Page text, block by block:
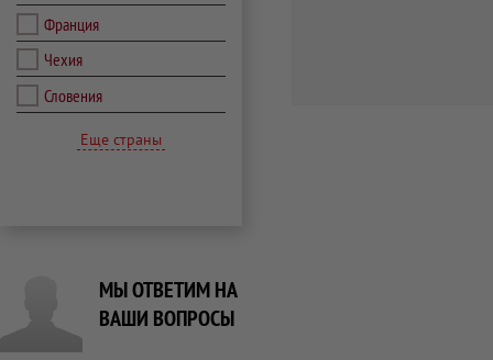
Франция
Чехия
Словения
Еще страны
МЫ ОТВЕТИМ НА
ВАШИ ВОПРОСЫ